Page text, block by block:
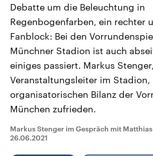
Landtagswahl Sachsen-Anhalt
2026
Alle Informationen
Sachsen-Anhalt wählt am 6.
September 2026 einen neuen
Landtag. Seit 2021 wird das
Bundesland von einer Koalition aus
CDU, SPD und FDP regiert.-
Umfragen, Prognosen,
Wahlprogramme, aktuelle Berichte
und Hintergründe zu den Parteien
und Kandidaten der anstehenden
Wahl.
den
mit
Sendungen Programm
Debatte um die Beleuchtung in
Regenbogenfarben, ein rechter
Fanblock: Bei den
Münchner Stadion ist auch
einiges passiert. Markus Stenger,
Veranstaltungsleiter im
organisatorischen Bilanz der
München zufrieden.
Markus Stenger im Gespräch mit
26.06.2021